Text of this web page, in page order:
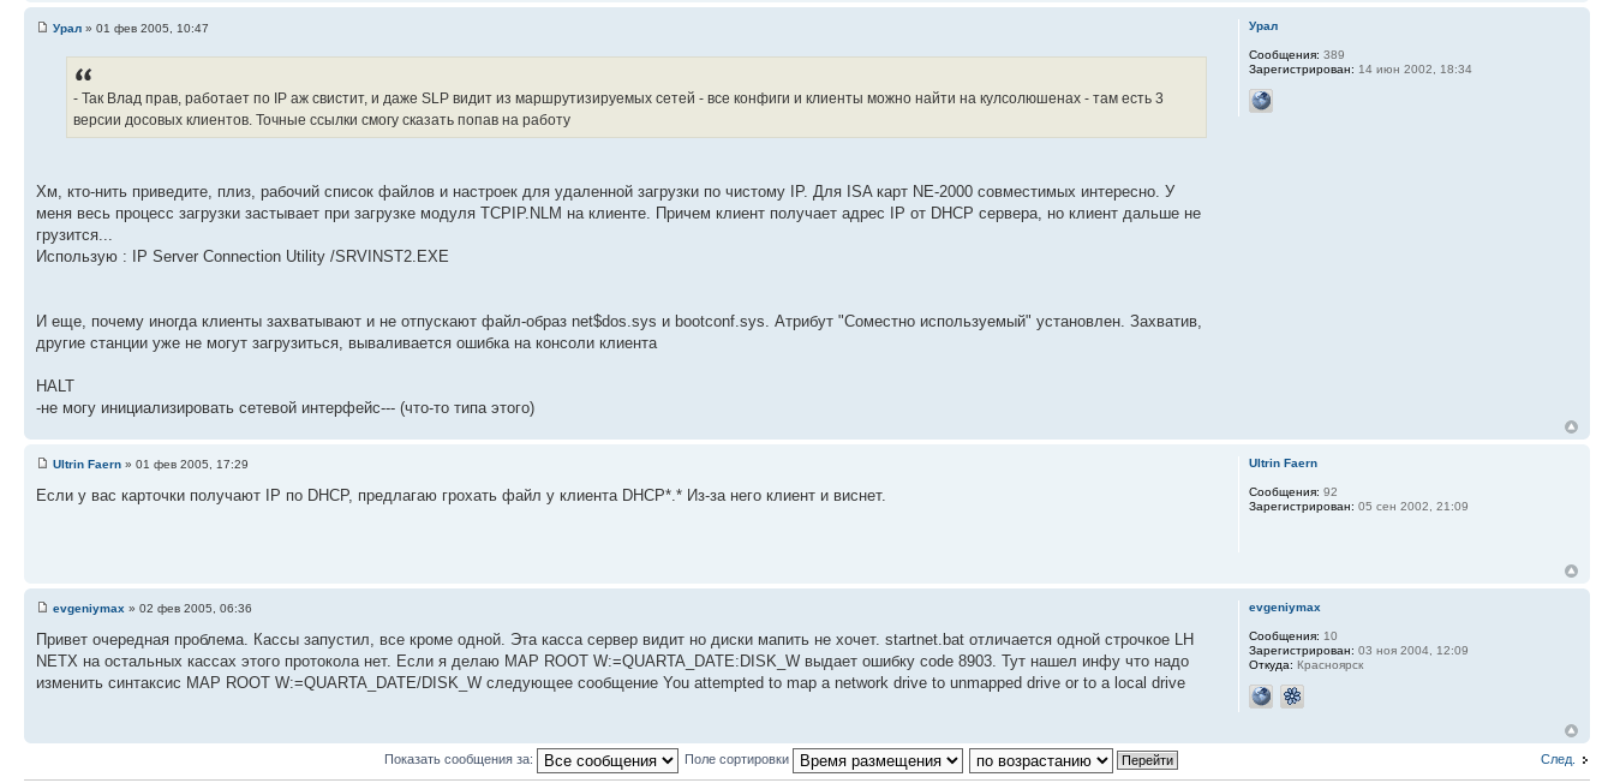
Урал » 01 фев 2005, 10:47
- Так Влад прав, работает по IP аж свистит, и даже SLP видит из маршрутизируемых сетей - все конфиги и клиенты можно найти на кулсолюшенах - там есть 3
версии досовых клиентов. Точные ссылки смогу сказать попав на работу
Хм, кто-нить приведите, плиз, рабочий список файлов и настроек для удаленной загрузки по чистому IP. Для ISA карт NE-2000 совместимых интересно. У
меня весь процесс загрузки застывает при загрузке модуля TCPIP.NLM на клиенте. Причем клиент получает адрес IP от DHCP сервера, но клиент дальше не
грузится...
Использую : IP Server Connection Utility /SRVINST2.EXE
И еще, почему иногда клиенты захватывают и не отпускают файл-образ net$dos.sys и bootconf.sys. Атрибут "Соместно используемый" установлен. Захватив,
другие станции уже не могут загрузиться, вываливается ошибка на консоли клиента
HALT
-не могу инициализировать сетевой интерфейс--- (что-то типа этого)
Урал
Сообщения: 389
Зарегистрирован: 14 июн 2002, 18:34
Ultrin Faern » 01 фев 2005, 17:29
Если у вас карточки получают IP по DHCP, предлагаю грохать файл у клиента DHCP*.* Из-за него клиент и виснет.
Ultrin Faern
Сообщения: 92
Зарегистрирован: 05 сен 2002, 21:09
evgeniymax » 02 фев 2005, 06:36
Привет очередная проблема. Кассы запустил, все кроме одной. Эта касса сервер видит но диски мапить не хочет. startnet.bat отличается одной строчкое LH
NETX на остальных кассах этого протокола нет. Если я делаю MAP ROOT W:=QUARTA_DATE:DISK_W выдает ошибку code 8903. Тут нашел инфу что надо
изменить синтаксис MAP ROOT W:=QUARTA_DATE/DISK_W следующее сообщение You attempted to map a network drive to unmapped drive or to a local drive
evgeniymax
Сообщения: 10
Зарегистрирован: 03 ноя 2004, 12:09
Откуда: Красноярск
След.
Показать сообщения за: Поле сортировки